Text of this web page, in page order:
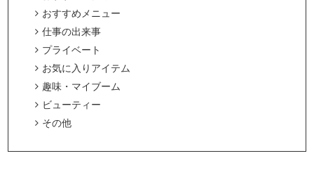
 おすすめメニュー
 仕事の出来事
 プライベート
 お気に入りアイテム
 趣味・マイブーム
 ビューティー
 その他